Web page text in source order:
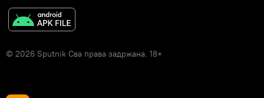
© 2026 Sputnik Сва права задржана. 18+